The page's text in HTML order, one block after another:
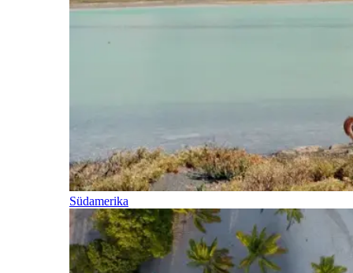
Südamerika